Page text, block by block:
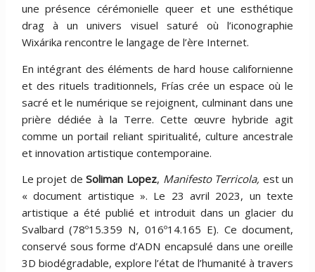
une présence cérémonielle queer et une esthétique
drag à un univers visuel saturé où l’iconographie
Wixárika rencontre le langage de l’ère Internet.
En intégrant des éléments de hard house californienne
et des rituels traditionnels, Frías crée un espace où le
sacré et le numérique se rejoignent, culminant dans une
prière dédiée à la Terre. Cette œuvre hybride agit
comme un portail reliant spiritualité, culture ancestrale
et innovation artistique contemporaine.
Le projet deSoliman Lopez, Manifesto Terricola, est un
« document artistique ». Le 23 avril 2023, un texte
artistique a été publié et introduit dans un glacier du
Svalbard (78º15.359 N, 016º14.165 E). Ce document,
conservé sous forme d’ADN encapsulé dans une oreille
3D biodégradable, explore l’état de l’humanité à travers